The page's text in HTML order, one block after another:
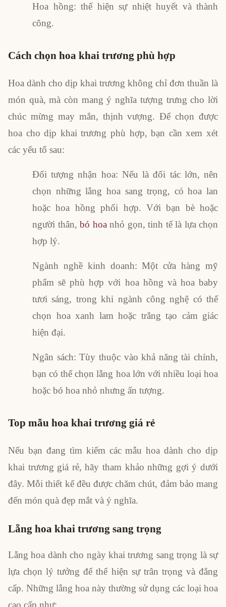
Hoa hồng: thể hiện sự nhiệt huyết và thành
công.
Cách chọn hoa khai trương phù hợp
Hoa dành cho dịp khai trương không chỉ đơn thuần là
món quà, mà còn mang ý nghĩa tượng trưng cho lời
chúc mừng may mắn, thịnh vượng. Để chọn được
hoa cho dịp khai trương phù hợp, bạn cần xem xét
các yếu tố sau:
Đối tượng nhận hoa: Nếu là đối tác lớn, nên
chọn những lẵng hoa sang trọng, có hoa lan
hoặc hoa hồng phối hợp. Với bạn bè hoặc
người thân, bó hoa nhỏ gọn, tinh tế là lựa chọn
hợp lý.
Ngành nghề kinh doanh: Một cửa hàng mỹ
phẩm sẽ phù hợp với hoa hồng và hoa baby
tươi sáng, trong khi ngành công nghệ có thể
chọn hoa xanh lam hoặc trắng tạo cảm giác
hiện đại.
Ngân sách: Tùy thuộc vào khả năng tài chính,
bạn có thể chọn lẵng hoa lớn với nhiều loại hoa
hoặc bó hoa nhỏ nhưng ấn tượng.
Top mẫu hoa khai trương giá rẻ
Nếu bạn đang tìm kiếm các mẫu hoa dành cho dịp
khai trương giá rẻ, hãy tham khảo những gợi ý dưới
đây. Mỗi thiết kế đều được chăm chút, đảm bảo mang
đến món quà đẹp mắt và ý nghĩa.
Lẵng hoa khai trương sang trọng
Lẵng hoa dành cho ngày khai trương sang trọng là sự
lựa chọn lý tưởng để thể hiện sự trân trọng và đẳng
cấp. Những lẵng hoa này thường sử dụng các loại hoa
cao cấp như: